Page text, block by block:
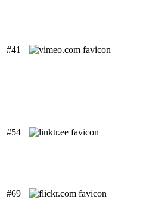
#41
#54
#69